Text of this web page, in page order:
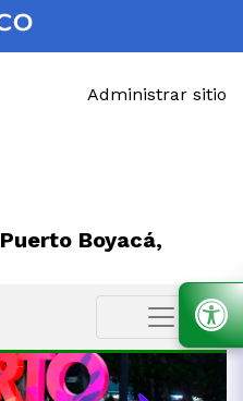
Administrar sitio
Puerto Boyacá,